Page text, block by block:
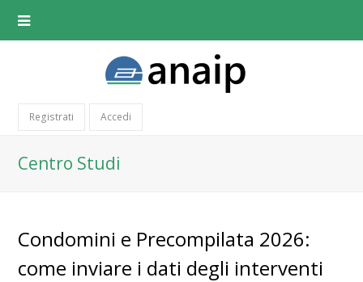
Registrati Accedi
Centro Studi
Condomini e Precompilata 2026:
come inviare i dati degli interventi